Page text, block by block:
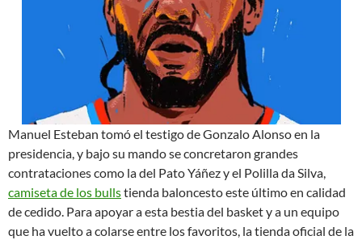
Manuel Esteban tomó el testigo de Gonzalo Alonso en la
presidencia, y bajo su mando se concretaron grandes
contrataciones como la del Pato Yáñez y el Polilla da Silva,
camiseta de los bullstienda baloncesto este último en calidad
de cedido. Para apoyar a esta bestia del basket y a un equipo
que ha vuelto a colarse entre los favoritos, la tienda oficial de la